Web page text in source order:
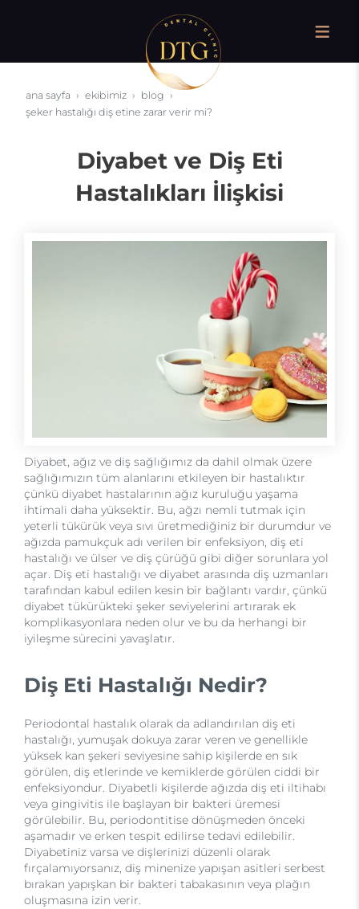
ana sayfa ekibimiz
blog
şeker hastalığı diş etine zarar verir mi?
Diyabet ve Diş Eti
Hastalıkları İlişkisi
Diyabet, ağız ve diş sağlığımız da dahil olmak üzere
sağlığımızın tüm alanlarını etkileyen bir hastalıktır
çünkü diyabet hastalarının ağız kuruluğu yaşama
ihtimali daha yüksektir. Bu, ağzı nemli tutmak için
yeterli tükürük veya sıvı üretmediğiniz bir durumdur ve
ağızda pamukçuk adı verilen bir enfeksiyon, diş eti
hastalığı ve ülser ve diş çürüğü gibi diğer sorunlara yol
açar. Diş eti hastalığı ve diyabet arasında diş uzmanları
tarafından kabul edilen kesin bir bağlantı vardır, çünkü
diyabet tükürükteki şeker seviyelerini artırarak ek
komplikasyonlara neden olur ve bu da herhangi bir
iyileşme sürecini yavaşlatır.
Diş Eti Hastalığı Nedir?
Periodontal hastalık olarak da adlandırılan diş eti
hastalığı, yumuşak dokuya zarar veren ve genellikle
yüksek kan şekeri seviyesine sahip kişilerde en sık
görülen, diş etlerinde ve kemiklerde görülen ciddi bir
enfeksiyondur. Diyabetli kişilerde ağızda diş eti iltihabı
veya gingivitis ile başlayan bir bakteri üremesi
görülebilir. Bu, periodontitise dönüşmeden önceki
aşamadır ve erken tespit edilirse tedavi edilebilir.
Diyabetiniz varsa ve dişlerinizi düzenli olarak
fırçalamıyorsanız, diş minenize yapışan asitleri serbest
bırakan yapışkan bir bakteri tabakasının veya plağın
oluşmasına izin verir.